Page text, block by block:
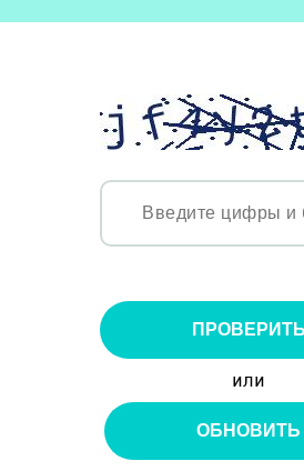
ПРОВЕРИТЬ
или
ОБНОВИТЬ